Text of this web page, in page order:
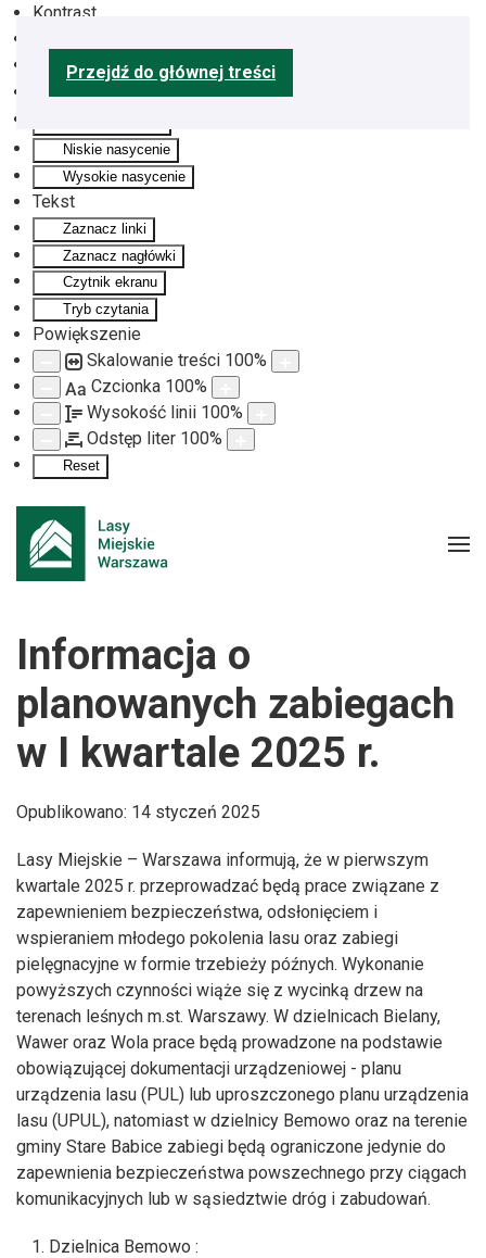
Kontrast
Monochromatyczny
Niskie nasycenie
Wysokie nasycenie
Tekst
Zaznacz linki
Zaznacz nagłówki
Czytnik ekranu
Tryb czytania
Powiększenie
Skalowanie treści 100%
Aa Czcionka 100%
Wysokość linii 100%
Odstęp liter 100%
Reset
Przejdź do głównej treści
Informacja o
planowanych zabiegach
w I kwartale 2025 r.
Opublikowano: 14 styczeń 2025
Lasy Miejskie – Warszawa informują, że w pierwszym
kwartale 2025 r. przeprowadzać będą prace związane z
zapewnieniem bezpieczeństwa, odsłonięciem i
wspieraniem młodego pokolenia lasu oraz zabiegi
pielęgnacyjne w formie trzebieży późnych. Wykonanie
powyższych czynności wiąże się z wycinką drzew na
terenach leśnych m.st. Warszawy. W dzielnicach Bielany,
Wawer oraz Wola prace będą prowadzone na podstawie
obowiązującej dokumentacji urządzeniowej - planu
urządzenia lasu (PUL) lub uproszczonego planu urządzenia
lasu (UPUL), natomiast w dzielnicy Bemowo oraz na terenie
gminy Stare Babice zabiegi będą ograniczone jedynie do
zapewnienia bezpieczeństwa powszechnego przy ciągach
komunikacyjnych lub w sąsiedztwie dróg i zabudowań.
Dzielnica Bemowo :